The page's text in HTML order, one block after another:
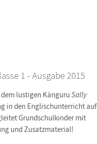
1 - Ausgabe 2015
lustigen Känguru Sally
in den Englischunterricht auf
Grundschulkinder mit
und Zusatzmaterial!